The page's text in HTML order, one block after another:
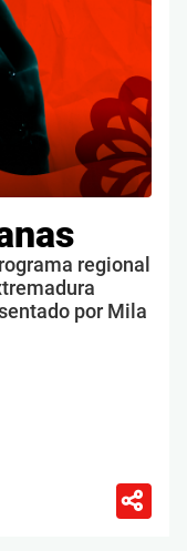
regional
por Mila